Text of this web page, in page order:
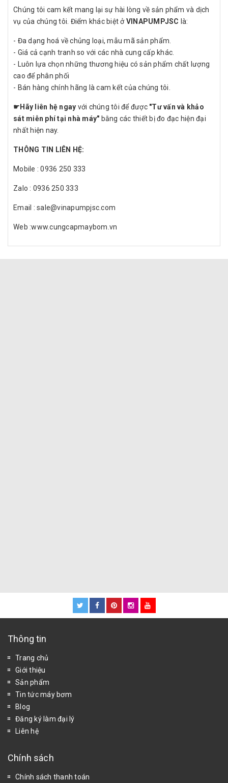
Chúng tôi cam kết mang lại sự hài lòng về sản phẩm và dịch
vụ của chúng tôi. Điểm khác biệt ởVINAPUMPJSC là:
- Đa dạng hoá về chủng loại, mẫu mã sản phẩm.
- Giá cả cạnh tranh so với các nhà cung cấp khác.
- Luôn lựa chọn những thương hiệu có sản phẩm chất lượng
cao để phân phối
- Bán hàng chính hãng là cam kết của chúng tôi.
☛ Hãy liên hệ ngay với chúng tôi để được "Tư vấn và khảo
sát miễn phí tại nhà máy" bằng các thiết bị đo đạc hiện đại
nhất hiện nay.
THÔNG TIN LIÊN HỆ:
Mobile : 0936 250 333
Zalo : 0936 250 333
Email : sale@vinapumpjsc.com
Web :www.cungcapmaybom.vn
Thông tin
Trang chủ
Giới thiệu
Sản phẩm
Tin tức máy bơm
Blog
Đăng ký làm đại lý
Liên hệ
Chính sách
Chính sách thanh toán